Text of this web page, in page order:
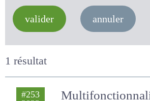
valider annuler
1 résultat